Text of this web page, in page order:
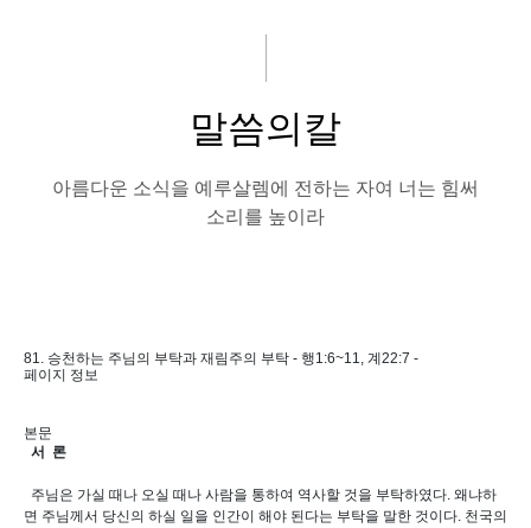
나눔자료실
신앙문답편
말씀의칼
말씀의칼
아름다운 소식을 예루살렘에 전하는 자여 너는 힘써
소리를 높이라
81. 승천하는 주님의 부탁과 재림주의 부탁 - 행1:6~11, 계22:7 -
페이지 정보
본문
서 론
주님은 가실 때나 오실 때나 사람을 통하여 역사할 것을 부탁하였다. 왜냐하
면 주님께서 당신의 하실 일을 인간이 해야 된다는 부탁을 말한 것이다. 천국의